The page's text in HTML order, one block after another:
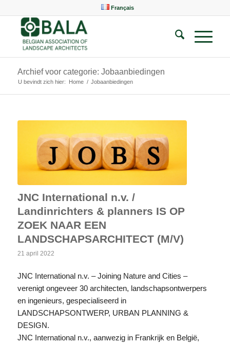
Français
Archief voor categorie: Jobaanbiedingen
U bevindt zich hier: Home / Jobaanbiedingen
JNC International n.v. /
Landinrichters & planners IS OP
ZOEK NAAR EEN
LANDSCHAPSARCHITECT (M/V)
21 april 2022
JNC International n.v. – Joining Nature and Cities –
verenigt ongeveer 30 architecten, landschapsontwerpers
en ingenieurs, gespecialiseerd in
LANDSCHAPSONTWERP, URBAN PLANNING &
DESIGN.
JNC International n.v., aanwezig in Frankrijk en België,